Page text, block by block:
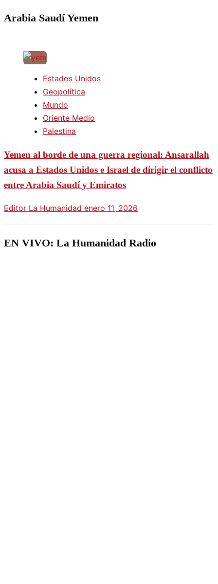
Arabia Saudí Yemen
Estados Unidos
Geopolítica
Mundo
Oriente Medio
Palestina
Yemen al borde de una guerra regional: Ansarallah
acusa a Estados Unidos e Israel de dirigir el conflicto
entre Arabia Saudí y Emiratos
Editor La Humanidad enero 11, 2026
EN VIVO: La Humanidad Radio